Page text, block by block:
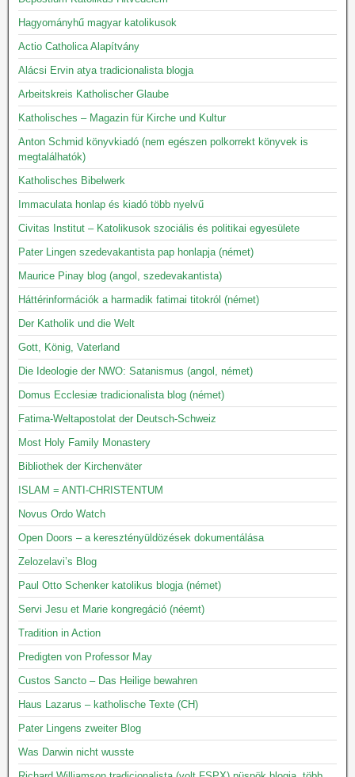
Hagyományhű magyar katolikusok
Actio Catholica Alapítvány
Alácsi Ervin atya tradicionalista blogja
Arbeitskreis Katholischer Glaube
Katholisches – Magazin für Kirche und Kultur
Anton Schmid könyvkiadó (nem egészen polkorrekt könyvek is
megtalálhatók)
Katholisches Bibelwerk
Immaculata honlap és kiadó több nyelvű
Civitas Institut – Katolikusok szociális és politikai egyesülete
Pater Lingen szedevakantista pap honlapja (német)
Maurice Pinay blog (angol, szedevakantista)
Háttérinformációk a harmadik fatimai titokról (német)
Der Katholik und die Welt
Gott, König, Vaterland
Die Ideologie der NWO: Satanismus (angol, német)
Domus Ecclesiæ tradicionalista blog (német)
Fatima-Weltapostolat der Deutsch-Schweiz
Most Holy Family Monastery
Bibliothek der Kirchenväter
ISLAM = ANTI-CHRISTENTUM
Novus Ordo Watch
Open Doors – a keresztényüldözések dokumentálása
Zelozelavi’s Blog
Paul Otto Schenker katolikus blogja (német)
Servi Jesu et Marie kongregáció (néemt)
Tradition in Action
Predigten von Professor May
Custos Sancto – Das Heilige bewahren
Haus Lazarus – katholische Texte (CH)
Pater Lingens zweiter Blog
Was Darwin nicht wusste